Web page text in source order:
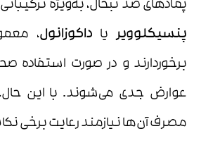
پمادهای ضد تبخال، به‌ویژه
پنسیکلوویریا داکوزانول،
برخوردارند و در صورت استفاده
عوارض جدی می‌شوند. با این حال،
مصرف آن‌ها نیازمند رعایت برخی